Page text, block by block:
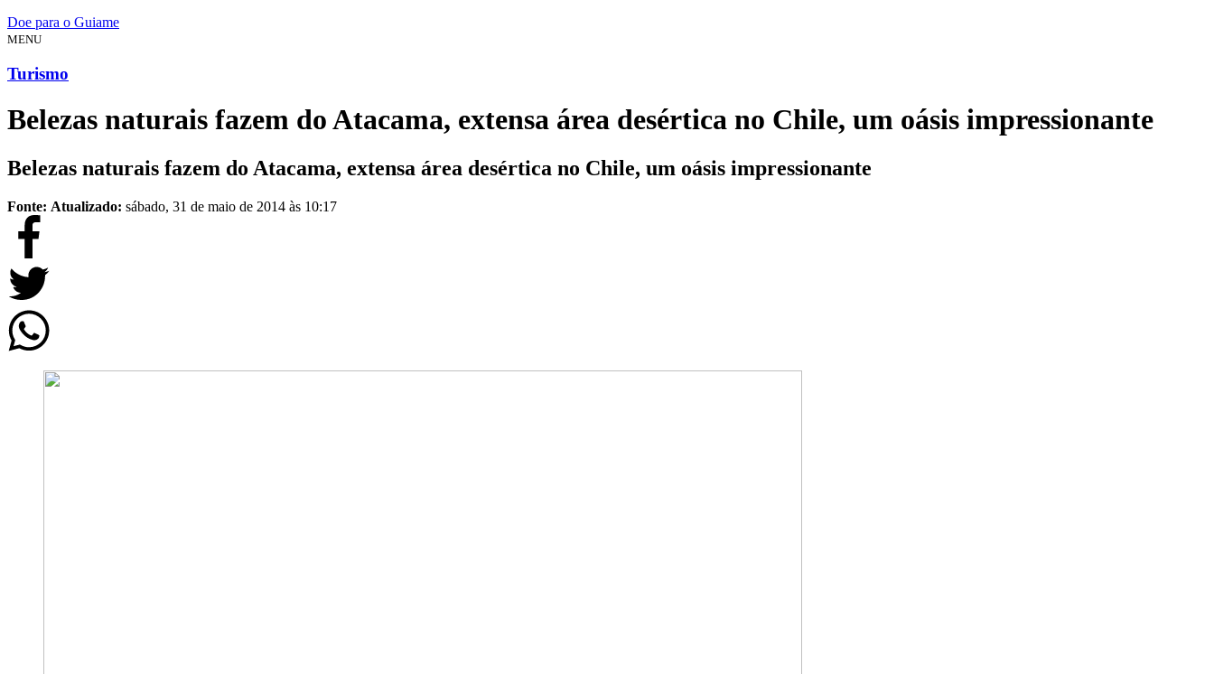
Doe para o Guiame
MENU
Turismo
Belezas naturais fazem do Atacama, extensa área desértica no Chile, um oásis impressionante
Belezas naturais fazem do Atacama, extensa área desértica no Chile, um oásis impressionante
Fonte: Atualizado: sábado, 31 de maio de 2014 às 10:17